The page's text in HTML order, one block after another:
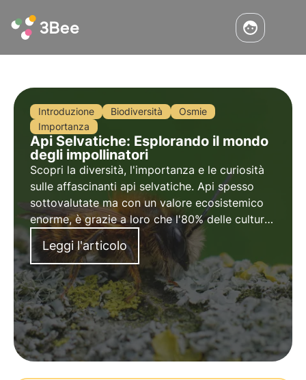
Introduzione Biodiversità
Osmie
Importanza
Api Selvatiche: Esplorando il mondo
degli impollinatori
Scopri la diversità, l'importanza e le curiosità
sulle affascinanti api selvatiche. Api spesso
sottovalutate ma con un valore ecosistemico
enorme, è grazie a loro che l'80% delle culture
è impollinato naturalmente.
Leggi l'articolo